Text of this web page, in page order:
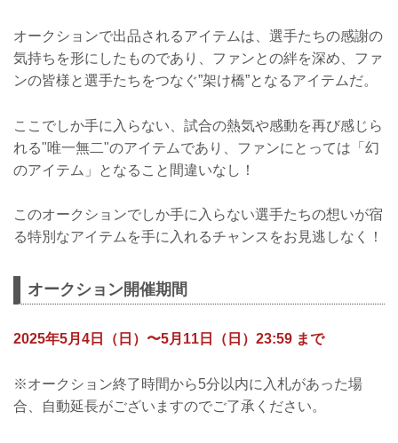
オークションで出品されるアイテムは、選手たちの感謝の
気持ちを形にしたものであり、ファンとの絆を深め、ファ
ンの皆様と選手たちをつなぐ”架け橋”となるアイテムだ。
ここでしか手に入らない、試合の熱気や感動を再び感じら
れる"唯一無二"のアイテムであり、ファンにとっては「幻
のアイテム」となること間違いなし！
このオークションでしか手に入らない選手たちの想いが宿
る特別なアイテムを手に入れるチャンスをお見逃しなく！
オークション開催期間
2025年5月4日（日）〜5月11日（日）23:59 まで
※オークション終了時間から5分以内に入札があった場
合、自動延長がございますのでご了承ください。